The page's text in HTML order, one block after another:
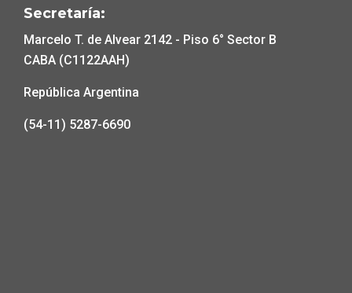
Secretaría:
Marcelo T. de Alvear 2142 - Piso 6° Sector B
CABA (C1122AAH)
República Argentina
(54-11) 5287-6690